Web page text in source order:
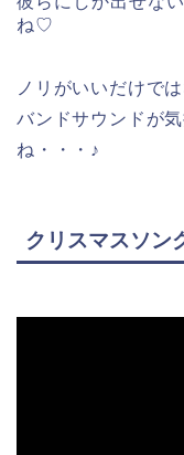
ね♡
ノリがいいだけで
バンドサウンドが
ね・・・♪
クリスマスソン